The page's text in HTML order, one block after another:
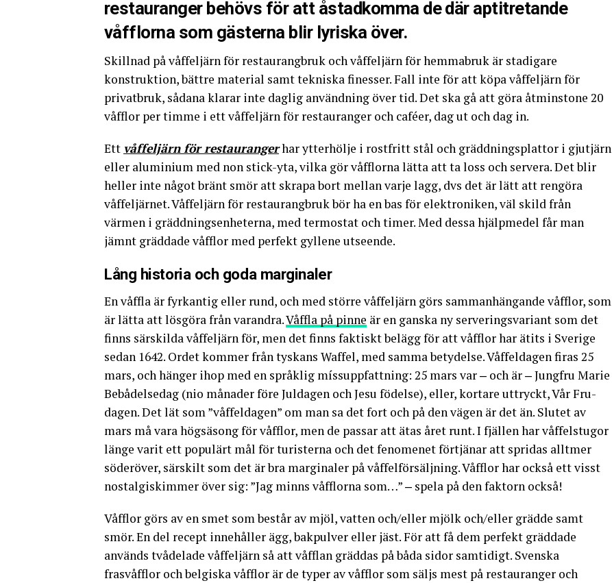
restauranger behövs för att åstadkomma de där aptitretande
våfflorna som gästerna blir lyriska över.
Skillnad på våffeljärn för restaurangbruk och våffeljärn för hemmabruk är stadigare
konstruktion, bättre material samt tekniska finesser. Fall inte för att köpa våffeljärn för
privatbruk, sådana klarar inte daglig användning över tid. Det ska gå att göra åtminstone 20
våfflor per timme i ett våffeljärn för restauranger och caféer, dag ut och dag in.
Ett våffeljärn för restaurangerhar ytterhölje i rostfritt stål och gräddningsplattor i gjutjärn
eller aluminium med non stick-yta, vilka gör våfflorna lätta att ta loss och servera. Det blir
heller inte något bränt smör att skrapa bort mellan varje lagg, dvs det är lätt att rengöra
våffeljärnet. Våffeljärn för restaurangbruk bör ha en bas för elektroniken, väl skild från
värmen i gräddningsenheterna, med termostat och timer. Med dessa hjälpmedel får man
jämnt gräddade våfflor med perfekt gyllene utseende.
Lång historia och goda marginaler
En våffla är fyrkantig eller rund, och med större våffeljärn görs sammanhängande våfflor, som
är lätta att lösgöra från varandra.Våffla på pinne är en ganska ny serveringsvariant som det
finns särskilda våffeljärn för, men det finns faktiskt belägg för att våfflor har ätits i Sverige
sedan 1642. Ordet kommer från tyskans Waffel, med samma betydelse. Våffeldagen firas 25
mars, och hänger ihop med en språklig míssuppfattning: 25 mars var ‒ och är ‒ Jungfru Marie
Bebådelsedag (nio månader före Juldagen och Jesu födelse), eller, kortare uttryckt, Vår Fru-
dagen. Det lät som ”våffeldagen” om man sa det fort och på den vägen är det än. Slutet av
mars må vara högsäsong för våfflor, men de passar att ätas året runt. I fjällen har våffelstugor
länge varit ett populärt mål för turisterna och det fenomenet förtjänar att spridas alltmer
söderöver, särskilt som det är bra marginaler på våffelförsäljning. Våfflor har också ett visst
nostalgiskimmer över sig: ”Jag minns våfflorna som…” ‒ spela på den faktorn också!
Våfflor görs av en smet som består av mjöl, vatten och/eller mjölk och/eller grädde samt
smör. En del recept innehåller ägg, bakpulver eller jäst. För att få dem perfekt gräddade
används tvådelade våffeljärn så att våfflan gräddas på båda sidor samtidigt. Svenska
frasvåfflor och belgiska våfflor är de typer av våfflor som säljs mest på restauranger och